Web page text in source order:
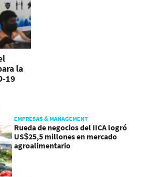
la
19
EMPRESAS & MANAGEMENT
Rueda de negocios del IICA logró
US$25,5 millones en mercado
agroalimentario